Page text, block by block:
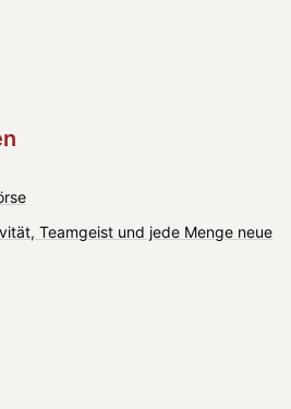
Teamgeist und jede Menge neue